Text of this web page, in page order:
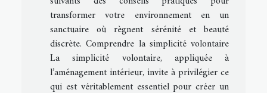
transformer votre environnement en un
sanctuaire où règnent sérénité et beauté
discrète. Comprendre la simplicité volontaire
La simplicité volontaire, appliquée à
l’aménagement intérieur, invite à privilégier ce
qui est véritablement essentiel pour créer un